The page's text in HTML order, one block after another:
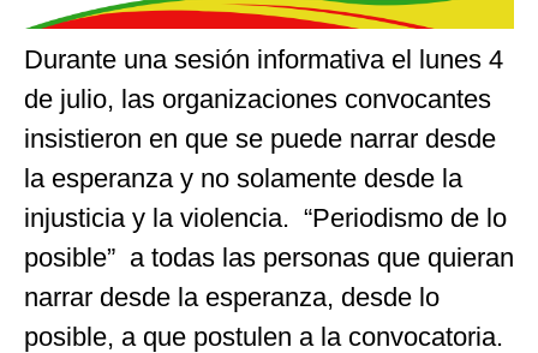
Durante una sesión informativa el lunes 4
de julio, las organizaciones convocantes
insistieron en que se puede narrar desde
la esperanza y no solamente desde la
injusticia y la violencia. “Periodismo de lo
posible” a todas las personas que quieran
narrar desde la esperanza, desde lo
posible, a que postulen a la convocatoria.